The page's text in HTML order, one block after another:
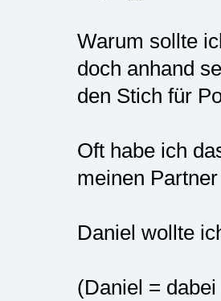
Warum sollte
doch anhand
den Stich für
Oft habe ich
meinen
Daniel wollte
(Daniel =